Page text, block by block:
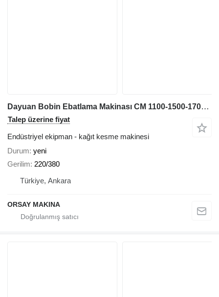
Dayuan Bobin Ebatlama Makinası CM 1100-1500-1700-1900 mm
Talep üzerine fiyat
Endüstriyel ekipman - kağıt kesme makinesi
Durum yeni
Gerilim 220/380
Türkiye, Ankara
ORSAY MAKINA